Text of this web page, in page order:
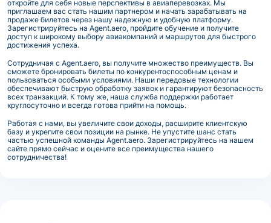
откройте для себя новые перспективы в авиаперевозках. Мы
приглашаем вас стать нашим партнером и начать зарабатывать на
продаже билетов через нашу надежную и удобную платформу.
Зарегистрируйтесь на Agent.aero, пройдите обучение и получите
доступ к широкому выбору авиакомпаний и маршрутов для быстрого
достижения успеха.
Сотрудничая с Agent.aero, вы получите множество преимуществ. Вы
сможете бронировать билеты по конкурентоспособным ценам и
пользоваться особыми условиями. Наши передовые технологии
обеспечивают быструю обработку заявок и гарантируют безопасность
всех транзакций. К тому же, наша служба поддержки работает
круглосуточно и всегда готова прийти на помощь.
Работая с нами, вы увеличите свои доходы, расширите клиентскую
базу и укрепите свои позиции на рынке. Не упустите шанс стать
частью успешной команды Agent.aero. Зарегистрируйтесь на нашем
сайте прямо сейчас и оцените все преимущества нашего
сотрудничества!